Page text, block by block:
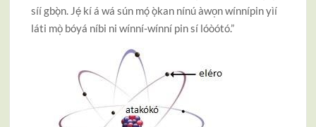
síí gbọ̀n. Jẹ́ kí á wá sún mọ́ ọ̀kan nínú àwo̩n wínnípin yìí
láti mò̩ bóyá níbi ni wínní-wínní pin sí lóòótó.”